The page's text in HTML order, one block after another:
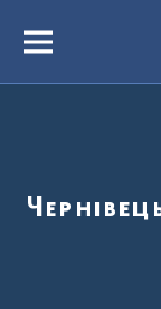
вмістуMenu